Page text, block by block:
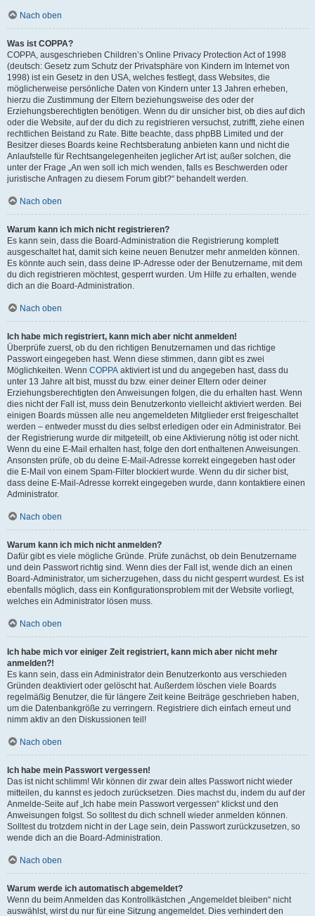
Nach oben
Was ist COPPA?
COPPA, ausgeschrieben Children’s Online Privacy Protection Act of 1998
(deutsch: Gesetz zum Schutz der Privatsphäre von Kindern im Internet von
1998) ist ein Gesetz in den USA, welches festlegt, dass Websites, die
möglicherweise persönliche Daten von Kindern unter 13 Jahren erheben,
hierzu die Zustimmung der Eltern beziehungsweise des oder der
Erziehungsberechtigten benötigen. Wenn du dir unsicher bist, ob dies auf dich
oder die Website, auf der du dich zu registrieren versuchst, zutrifft, ziehe einen
rechtlichen Beistand zu Rate. Bitte beachte, dass phpBB Limited und der
Besitzer dieses Boards keine Rechtsberatung anbieten kann und nicht die
Anlaufstelle für Rechtsangelegenheiten jeglicher Art ist; außer solchen, die
unter der Frage „An wen soll ich mich wenden, falls es Beschwerden oder
juristische Anfragen zu diesem Forum gibt?“ behandelt werden.
Nach oben
Warum kann ich mich nicht registrieren?
Es kann sein, dass die Board-Administration die Registrierung komplett
ausgeschaltet hat, damit sich keine neuen Benutzer mehr anmelden können.
Es könnte auch sein, dass deine IP-Adresse oder der Benutzername, mit dem
du dich registrieren möchtest, gesperrt wurden. Um Hilfe zu erhalten, wende
dich an die Board-Administration.
Nach oben
Ich habe mich registriert, kann mich aber nicht anmelden!
Überprüfe zuerst, ob du den richtigen Benutzernamen und das richtige
Passwort eingegeben hast. Wenn diese stimmen, dann gibt es zwei
Möglichkeiten. Wenn COPPA aktiviert ist und du angegeben hast, dass du
unter 13 Jahre alt bist, musst du bzw. einer deiner Eltern oder deiner
Erziehungsberechtigten den Anweisungen folgen, die du erhalten hast. Wenn
dies nicht der Fall ist, muss dein Benutzerkonto vielleicht aktiviert werden. Bei
einigen Boards müssen alle neu angemeldeten Mitglieder erst freigeschaltet
werden – entweder musst du dies selbst erledigen oder ein Administrator. Bei
der Registrierung wurde dir mitgeteilt, ob eine Aktivierung nötig ist oder nicht.
Wenn du eine E-Mail erhalten hast, folge den dort enthaltenen Anweisungen.
Ansonsten prüfe, ob du deine E-Mail-Adresse korrekt eingegeben hast oder
die E-Mail von einem Spam-Filter blockiert wurde. Wenn du dir sicher bist,
dass deine E-Mail-Adresse korrekt eingegeben wurde, dann kontaktiere einen
Administrator.
Nach oben
Warum kann ich mich nicht anmelden?
Dafür gibt es viele mögliche Gründe. Prüfe zunächst, ob dein Benutzername
und dein Passwort richtig sind. Wenn dies der Fall ist, wende dich an einen
Board-Administrator, um sicherzugehen, dass du nicht gesperrt wurdest. Es ist
ebenfalls möglich, dass ein Konfigurationsproblem mit der Website vorliegt,
welches ein Administrator lösen muss.
Nach oben
Ich habe mich vor einiger Zeit registriert, kann mich aber nicht mehr
anmelden?!
Es kann sein, dass ein Administrator dein Benutzerkonto aus verschieden
Gründen deaktiviert oder gelöscht hat. Außerdem löschen viele Boards
regelmäßig Benutzer, die für längere Zeit keine Beiträge geschrieben haben,
um die Datenbankgröße zu verringern. Registriere dich einfach erneut und
nimm aktiv an den Diskussionen teil!
Nach oben
Ich habe mein Passwort vergessen!
Das ist nicht schlimm! Wir können dir zwar dein altes Passwort nicht wieder
mitteilen, du kannst es jedoch zurücksetzen. Dies machst du, indem du auf der
Anmelde-Seite auf „Ich habe mein Passwort vergessen“ klickst und den
Anweisungen folgst. So solltest du dich schnell wieder anmelden können.
Solltest du trotzdem nicht in der Lage sein, dein Passwort zurückzusetzen, so
wende dich an die Board-Administration.
Nach oben
Warum werde ich automatisch abgemeldet?
Wenn du beim Anmelden das Kontrollkästchen „Angemeldet bleiben“ nicht
auswählst, wirst du nur für eine Sitzung angemeldet. Dies verhindert den